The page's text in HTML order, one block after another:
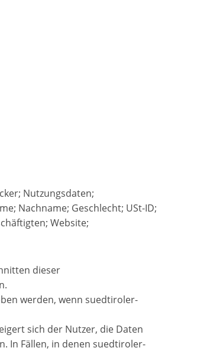
Nutzungsdaten;
Nachname; Geschlecht; USt-ID;
Website;
dieser
werden, wenn suedtiroler-
sich der Nutzer, die Daten
In Fällen, in denen suedtiroler-